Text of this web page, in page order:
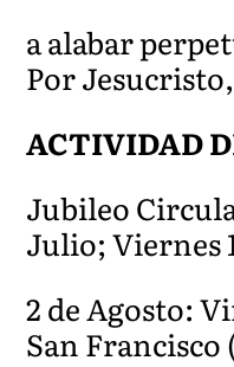
a alabar
Por
ACTIVIDAD
Jubileo
Julio; Viernes
2 de Agosto:
San Francisco